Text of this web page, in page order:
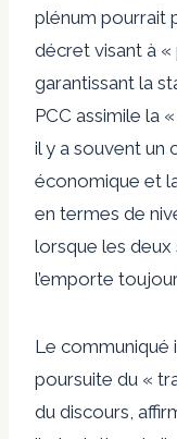
plénum pourrait
décret visant à
garantissant la
PCC assimile la
il y a souvent un
économique et
en termes de
lorsque les
l’emporte
Le communiqué
poursuite du «
du discours,